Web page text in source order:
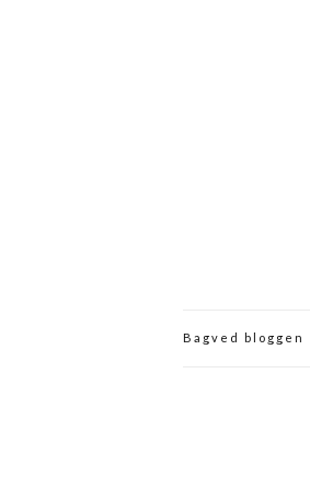
Bagved bloggen